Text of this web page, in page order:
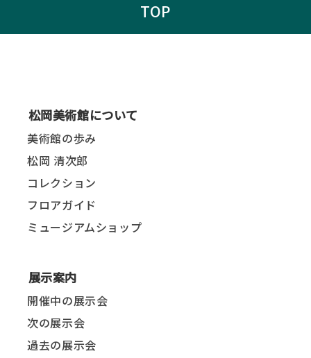
TOP
松岡美術館について
美術館の歩み
松岡 清次郎
コレクション
フロアガイド
ミュージアムショップ
展示案内
開催中の展示会
次の展示会
過去の展示会